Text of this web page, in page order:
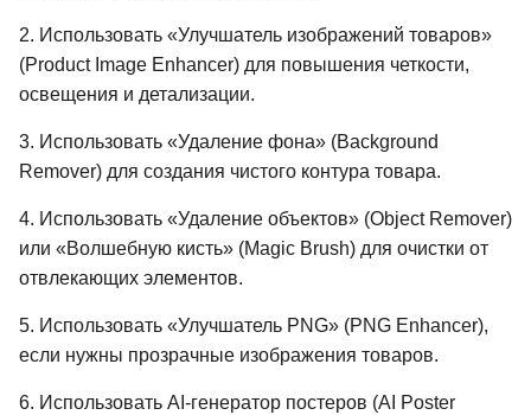
2. Использовать «Улучшатель изображений товаров»
(Product Image Enhancer) для повышения четкости,
освещения и детализации.
3. Использовать «Удаление фона» (Background
Remover) для создания чистого контура товара.
4. Использовать «Удаление объектов» (Object Remover)
или «Волшебную кисть» (Magic Brush) для очистки от
отвлекающих элементов.
5. Использовать «Улучшатель PNG» (PNG Enhancer),
если нужны прозрачные изображения товаров.
6. Использовать AI-генератор постеров (AI Poster